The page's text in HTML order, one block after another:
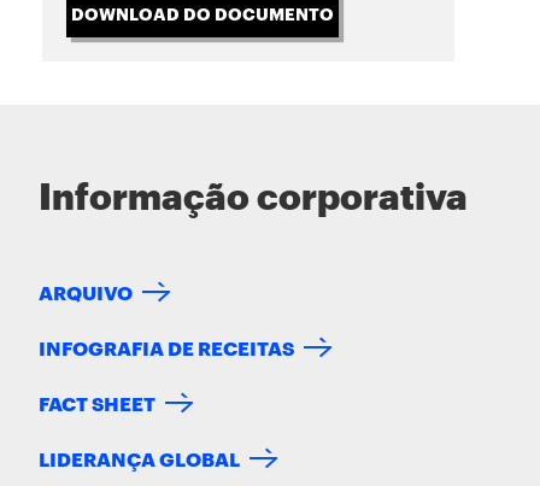
DOWNLOAD DO DOCUMENTO
Informação corporativa
ARQUIVO
INFOGRAFIA DE RECEITAS
FACT SHEET
LIDERANÇA GLOBAL